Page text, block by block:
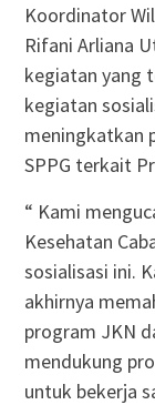
Koordinator
Rifani Arliana
kegiatan yang
kegiatan
meningkatkan
SPPG terkait
“ Kami
Kesehatan
sosialisasi ini.
akhirnya
program JKN
mendukung
untuk bekerja